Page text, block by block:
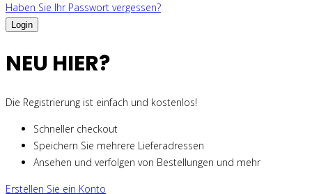
Haben Sie Ihr Passwort vergessen?
NEU HIER?
Die Registrierung ist einfach und kostenlos!
Schneller checkout
Speichern Sie mehrere Lieferadressen
Ansehen und verfolgen von Bestellungen und mehr
Erstellen Sie ein Konto